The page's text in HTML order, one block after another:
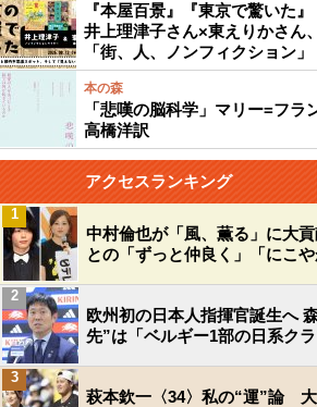
『本屋百景』『東京で驚いた
井上理津子さん×東えりかさん
「街、人、ノンフィクション」
本の森
「悲嘆の脳科学」マリー=フ
高橋洋訳
アクセスランキング
中村倫也が「風、薫る」に大
との「ずっと仲良く」「にこ
1
欧州初の日本人指揮官誕生へ
先”は「ベルギー1部の日系ク
2
萩本欽一〈34〉私の“運”論
3